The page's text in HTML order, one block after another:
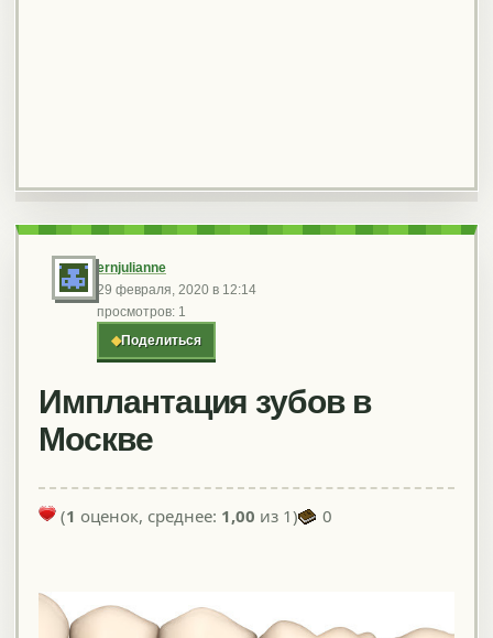
ernjulianne
29 февраля, 2020 в 12:14
просмотров: 1
◆Поделиться
Имплантация зубов в
Москве
(1 оценок, среднее: 1,00 из 1) 0